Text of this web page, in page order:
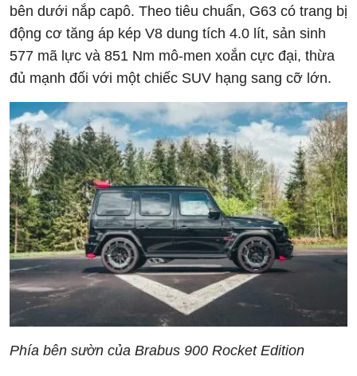
bên dưới nắp capô. Theo tiêu chuẩn, G63 có trang bị
động cơ tăng áp kép V8 dung tích 4.0 lít, sản sinh
577 mã lực và 851 Nm mô-men xoắn cực đại, thừa
đủ mạnh đối với một chiếc SUV hạng sang cỡ lớn.
Phía bên sườn của Brabus 900 Rocket Edition